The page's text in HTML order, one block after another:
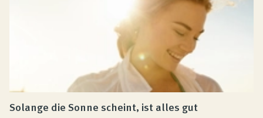
Solange die Sonne scheint, ist alles gut